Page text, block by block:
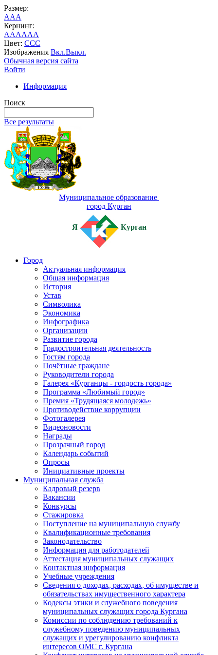
Размер:
AAA
Кернинг:
AAAAAA
Цвет: CCC
Изображения Вкл.Выкл.
Обычная версия сайта
Войти
Информация
Поиск
Все результаты
Муниципальное образование
город Курган
Я Курган
Город
Актуальная информация
Общая информация
История
Устав
Символика
Экономика
Инфографика
Организации
Развитие города
Градостроительная деятельность
Гостям города
Почётные граждане
Руководители города
Галерея «Курганцы - гордость города»
Программа «Любимый город»
Премия «Трудящаяся молодежь»
Противодействие коррупции
Фотогалерея
Видеоновости
Награды
Прозрачный город
Календарь событий
Опросы
Инициативные проекты
Муниципальная служба
Кадровый резерв
Вакансии
Конкурсы
Стажировка
Поступление на муниципальную службу
Квалификационные требования
Законодательство
Информация для работодателей
Аттестация муниципальных служащих
Контактная информация
Учебные учреждения
Сведения о доходах, расходах, об имуществе и
обязательствах имущественного характера
Кодексы этики и служебного поведения
муниципальных служащих города Кургана
Комиссии по соблюдению требований к
служебному поведению муниципальных
служащих и урегулированию конфликта
интересов ОМС г. Кургана